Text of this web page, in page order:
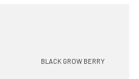
BLACK GROW BERRY